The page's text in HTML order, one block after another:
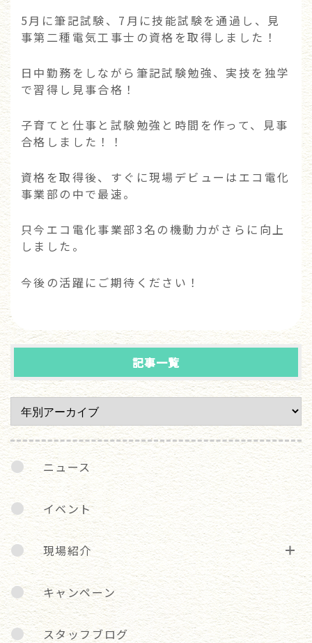
ニュース
イベント
現場紹介
キャンペーン
スタッフブログ
5月に筆記試験、7月に技能試験を通過し、見
事第二種電気工事士の資格を取得しました！
日中勤務をしながら筆記試験勉強、実技を独学
で習得し見事合格！
子育てと仕事と試験勉強と時間を作って、見事
合格しました！！
資格を取得後、すぐに現場デビューはエコ電化
事業部の中で最速。
只今エコ電化事業部3名の機動力がさらに向上
しました。
今後の活躍にご期待ください！
記事一覧